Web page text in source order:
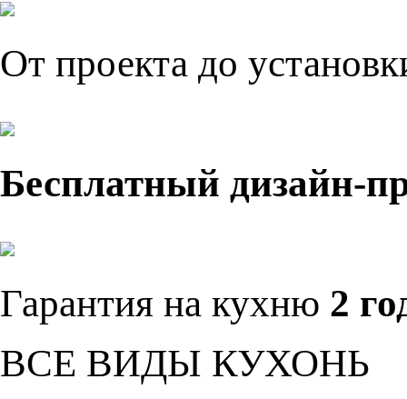
От проекта до
Бесплатный дизайн-
Гарантия на кухню 2
ВСЕ ВИДЫ КУХОНЬ